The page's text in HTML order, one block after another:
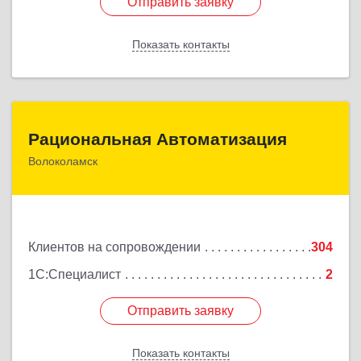
Показать контакты
Назад
Рациональная Автоматизация
Волоколамск
Клиентов на сопровождении
304
1С:Специалист
2
Отправить заявку
Показать контакты
143600, Московская обл, Волоколамский р-н,
Отправить заявку
Назад